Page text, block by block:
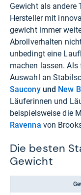
Gewicht als andere
Hersteller mit
gewicht immer
Abrollverhalten
unbedingt eine
machen lassen. Als
Auswahl an
Sauconyund New
Läuferinnen und
beispielsweise die
Ravenna von
Die besten
Gewicht